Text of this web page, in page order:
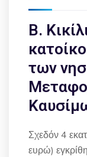
Β.
των
Σχεδόν 4
ευρώ)